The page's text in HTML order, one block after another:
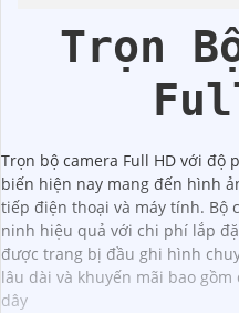
Trọn
Trọn bộ camera Full HD với độ
biến hiện nay mang đến hình
tiếp điện thoại và máy tính. Bộ
ninh hiệu quả với chi phí lắp
được trang bị đầu ghi hình
lâu dài và khuyến mãi bao
dây